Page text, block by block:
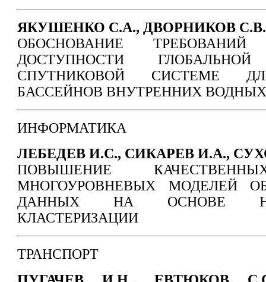
ЯКУШЕНКО С.А., ДВОРНИКОВ С.В.
ОБОСНОВАНИЕ
ДОСТУПНОСТИ
СПУТНИКОВОЙ СИСТЕМЕ
БАССЕЙНОВ ВНУТРЕННИХ
ИНФОРМАТИКА
ЛЕБЕДЕВ И.С., СИКАРЕВ И.А.,
ПОВЫШЕНИЕ
МНОГОУРОВНЕВЫХ МОДЕЛЕЙ
ДАННЫХ НА ОСНОВЕ
КЛАСТЕРИЗАЦИИ
ТРАНСПОРТ